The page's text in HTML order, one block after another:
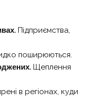
Підприємства,
поширюються.
Щеплення
в регіонах, куди